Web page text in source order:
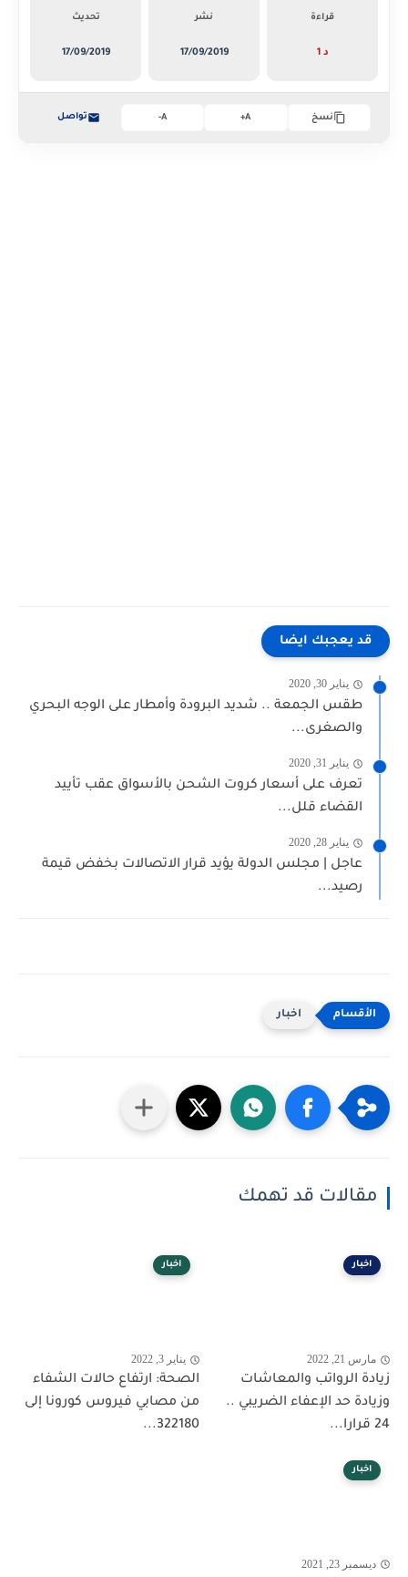
قراءة
1 د
نشر
17/09/2019
تحديث
17/09/2019
نسخ A+
A- تواصل
قد يعجبك ايضا
يناير 30, 2020
طقس الجمعة .. شديد البرودة وأمطار على الوجه البحري
والصغرى...
يناير 31, 2020
تعرف على أسعار كروت الشحن بالأسواق عقب تأييد
القضاء قلل...
يناير 28, 2020
عاجل | مجلس الدولة يؤيد قرار الاتصالات بخفض قيمة
رصيد...
اخبار
مقالات قد تهمك
اخبار
مارس 21, 2022
زيادة الرواتب والمعاشات
وزيادة حد الإعفاء الضريبي ..
24 قرارا...
اخبار
يناير 3, 2022
الصحة: ارتفاع حالات الشفاء
من مصابي فيروس كورونا إلى
322180...
اخبار
ديسمبر 23, 2021